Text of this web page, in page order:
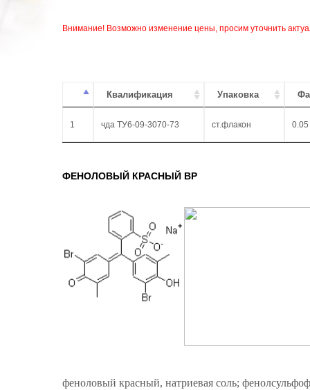
Внимание! Возможно изменение цены, просим уточнить
Квалификация Упаковка
1 чда ТУ6-09-3070-73 ст.флакон 0.05
ФЕНОЛОВЫЙ КРАСНЫЙ ВР
феноловый красный, натриевая соль;